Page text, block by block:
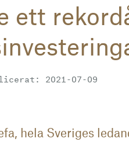
ett
2021-07-09
hela Sveriges